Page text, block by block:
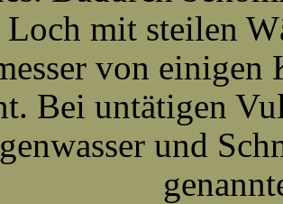
Loch mit steilen
von
Bei untätigen
und